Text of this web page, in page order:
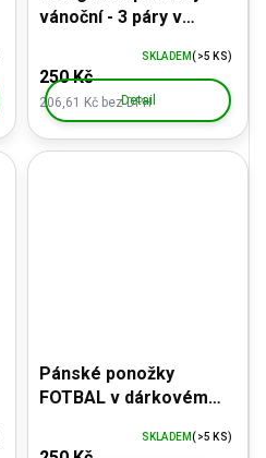
vánoční - 3 páry v
206,61 Kč bez DPH
250 Kč
SKLADEM(>5 KS)
Detail
Pánské ponožky
FOTBAL v dárkovém
SKLADEM(>5 KS)